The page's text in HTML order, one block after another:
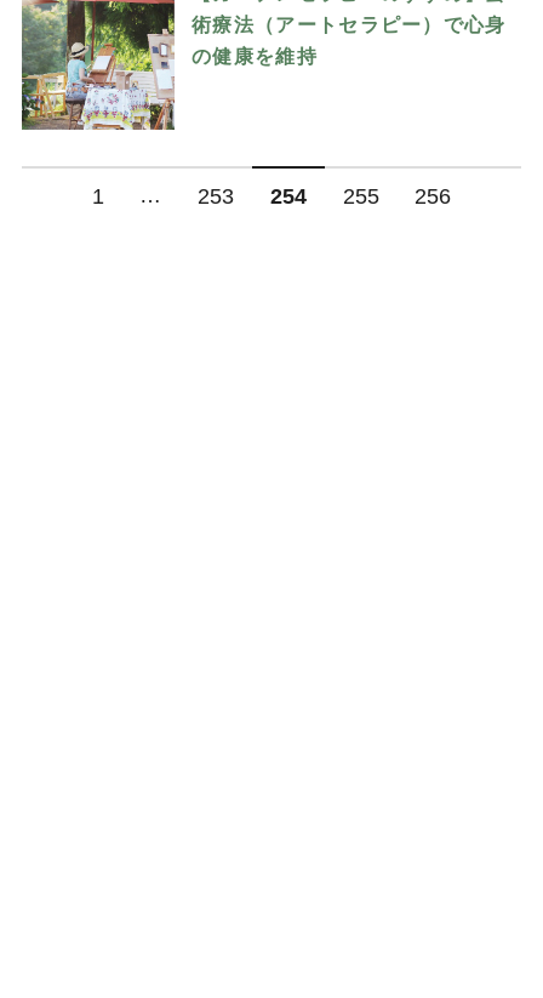
術療法（アートセラピー）で心身
の健康を維持
1 … 253 254 255 256